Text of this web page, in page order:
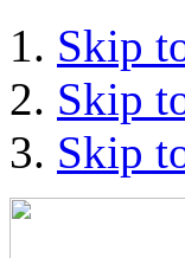
Skip
Skip
Skip